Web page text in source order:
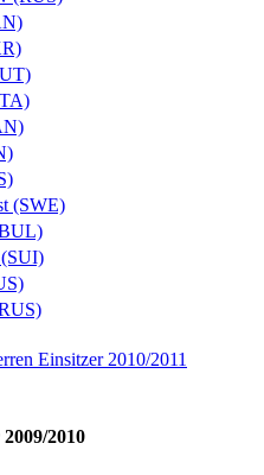
(SWE)
Einsitzer 2010/2011
2010